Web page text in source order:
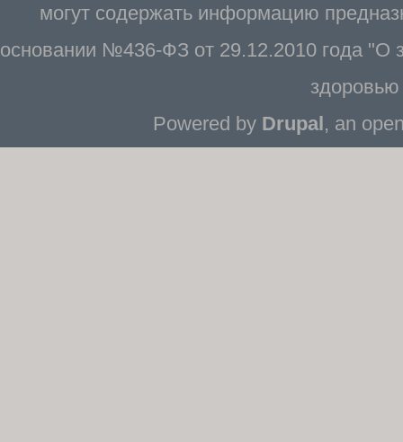
могут содержать информацию
основании №436-ФЗ от 29.12.2010 года "О
Powered by Drupal, an